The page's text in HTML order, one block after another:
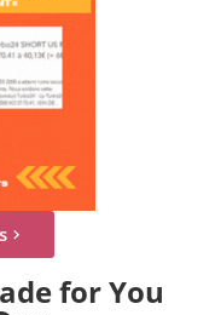
for You